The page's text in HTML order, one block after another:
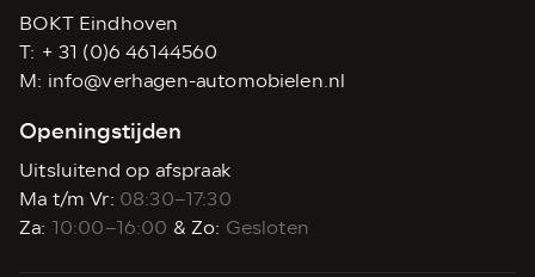
BOKT Eindhoven
T: + 31 (0)6 46144560
M: info@verhagen-automobielen.nl
Openingstijden
Uitsluitend op afspraak
Ma t/m Vr: 08:30–17:30
Za: 10:00–16:00 & Zo: Gesloten